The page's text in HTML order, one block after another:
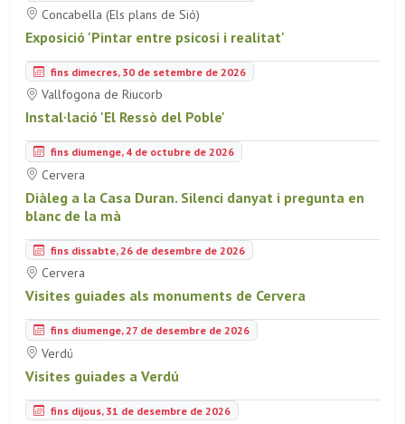
Concabella (Els plans de Sió)
Exposició 'Pintar entre psicosi i realitat'
fins dimecres, 30 de setembre de 2026
Vallfogona de Riucorb
Instal·lació 'El Ressò del Poble'
fins diumenge, 4 de octubre de 2026
Cervera
Diàleg a la Casa Duran. Silenci danyat i pregunta en
blanc de la mà
fins dissabte, 26 de desembre de 2026
Cervera
Visites guiades als monuments de Cervera
fins diumenge, 27 de desembre de 2026
Verdú
Visites guiades a Verdú
fins dijous, 31 de desembre de 2026